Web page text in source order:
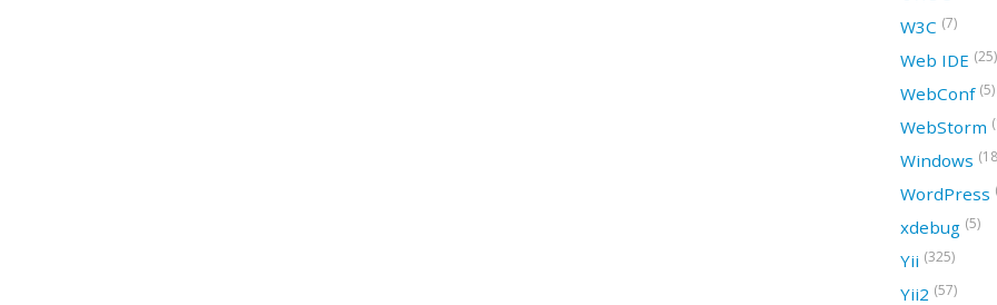
W3C (7)
Web IDE (25)
WebConf (5)
WebStorm
Windows
WordPress
xdebug (5)
Yii (325)
Yii2 (57)